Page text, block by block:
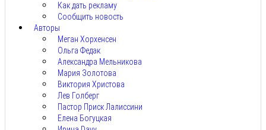
Как дать рекламу
Сообщить новость
Авторы
Меган Хорхенсен
Ольга Федак
Александра Мельникова
Мария Золотова
Виктория Христова
Лев Голберг
Пастор Приск Лалиссини
Елена Богуцкая